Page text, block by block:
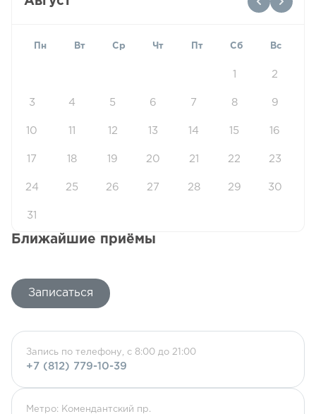
Пн Вт Ср Чт Пт Сб Вс
1 2
3 4 5 6 7 8 9
10 11 12 13 14 15 16
17 18 19 20 21 22 23
24 25 26 27 28 29 30
31
Ближайшие приёмы
Записаться
Запись по телефону, с 8:00 до 21:00
+7 (812) 779-10-39
Метро: Комендантский пр.